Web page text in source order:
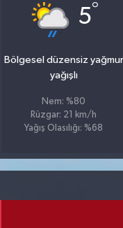
5°
Bölgesel düzensiz yağmur
yağışlı
Nem: %80
Rüzgar: 21 km/h
Yağış Olasılığı: %68